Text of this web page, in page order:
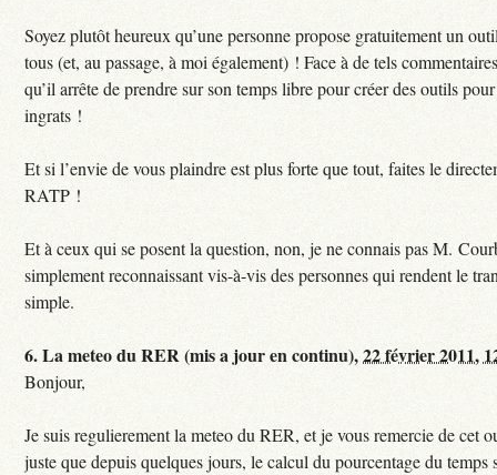
Soyez plutôt heureux qu’une personne propose gratuitement un
tous (et, au passage, à moi également) ! Face à de tels
qu’il arrête de prendre sur son temps libre pour créer des outils
ingrats !
Et si l’envie de vous plaindre est plus forte que tout, faites le
RATP !
Et à ceux qui se posent la question, non, je ne connais pas M.
simplement reconnaissant vis-à-vis des personnes qui rendent le
simple.
6.La meteo du RER (mis a jour en continu),22 février 2011,
Bonjour,
Je suis regulierement la meteo du RER, et je vous remercie de cet
juste que depuis quelques jours, le calcul du pourcentage du temps